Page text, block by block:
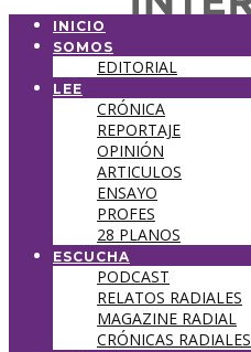
INICIO
SOMOS
EDITORIAL
LEE
CRÓNICA
REPORTAJE
OPINIÓN
ARTICULOS
ENSAYO
PROFES
28 PLANOS
ESCUCHA
PODCAST
RELATOS RADIALES
MAGAZINE RADIAL
CRÓNICAS RADIALES